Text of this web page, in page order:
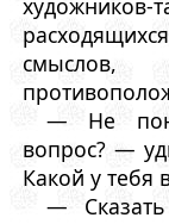
— Не
вопрос? —
Какой у тебя
—